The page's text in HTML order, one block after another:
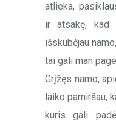
atlieka,
ir atsakę, kad
išskubėjau
tai gali man
Grįžęs namo,
laiko pamiršau,
kuris gali